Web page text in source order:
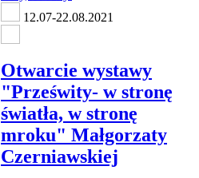
12.07-22.08.2021
Otwarcie wystawy
"Prześwity- w stronę
światła, w stronę
mroku" Małgorzaty
Czerniawskiej